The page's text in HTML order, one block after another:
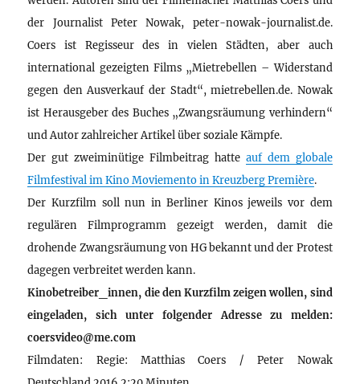
der Journalist Peter Nowak, peter-nowak-journalist.de.
Coers ist Regisseur des in vielen Städten, aber auch
international gezeigten Films „Mietrebellen – Widerstand
gegen den Ausverkauf der Stadt“, mietrebellen.de. Nowak
ist Herausgeber des Buches „Zwangsräumung verhindern“
und Autor zahlreicher Artikel über soziale Kämpfe.
Der gut zweiminütige Filmbeitrag hatte auf dem globale
Filmfestival im Kino Moviemento in Kreuzberg Première.
Der Kurzfilm soll nun in Berliner Kinos jeweils vor dem
regulären Filmprogramm gezeigt werden, damit die
drohende Zwangsräumung von HG bekannt und der Protest
dagegen verbreitet werden kann.
Kinobetreiber_innen, die den Kurzfilm zeigen wollen, sind
eingeladen, sich unter folgender Adresse zu melden:
coersvideo@me.com
Filmdaten: Regie: Matthias Coers / Peter Nowak